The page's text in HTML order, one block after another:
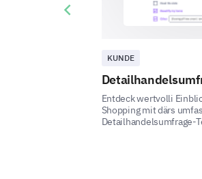
KUNDE
Entdeck wertvolli
Shopping mit därs
Detailhandelsumfrage-
Previous slide